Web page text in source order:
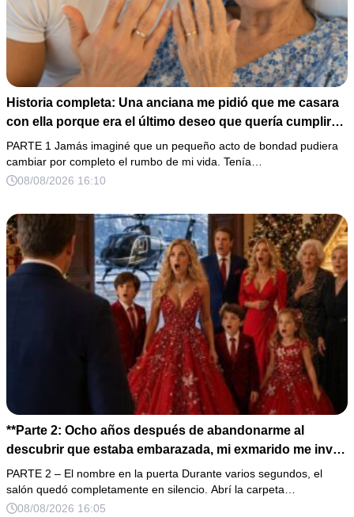
Historia completa: Una anciana me pidió que me casara
con ella porque era el último deseo que quería cumplir
antes de morir. Después de su fallecimiento, su abogado
puso en mis manos una vieja bolsa de hospital que
había conservado durante años y me dijo: «Ella te eligió
PARTE 1 Jamás imaginé que un pequeño acto de bondad pudiera
cambiar por completo el rumbo de mi vida. Tenía…
08/08/2026 16:10
**Parte 2: Ocho años después de abandonarme al
descubrir que estaba embarazada, mi exmarido me invitó
a la cena de Navidad convencido de que podría burlarse
de la mujer a la que creía una fracasada y sin hijos. Lo
que jamás imaginó fue que esa noche sería él quien
PARTE 2 – El nombre en la puerta Durante varios segundos, el
salón quedó completamente en silencio. Abrí la carpeta…
08/08/2026 16:05